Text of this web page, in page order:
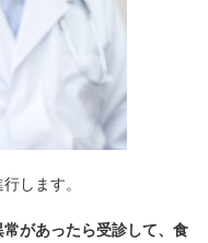
します。
があったら受診して、食